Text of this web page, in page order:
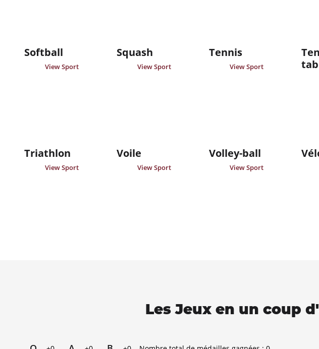
Softball
View Sport
Squash
View Sport
Tennis
View Sport
Triathlon
View Sport
Voile
View Sport
Volley-ball
View Sport
Les Jeux en un coup